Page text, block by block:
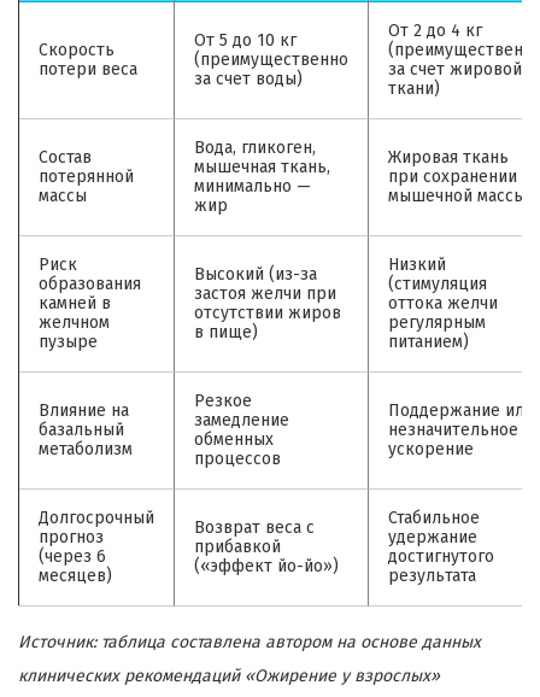
Скорость
потери веса
От 5 до 10 кг
(преимущественно
за счет воды)
От 2 до 4 кг
за счет жировой
ткани)
Состав
потерянной
массы
Вода, гликоген,
мышечная ткань,
минимально —
жир
Жировая ткань
при сохранении
мышечной массы
Риск
образования
камней в
желчном
пузыре
Высокий (из-за
застоя желчи при
отсутствии жиров
в пище)
Низкий
(стимуляция
оттока желчи
регулярным
питанием)
Влияние на
базальный
метаболизм
Резкое
замедление
обменных
процессов
Поддержание или
незначительное
ускорение
Долгосрочный
прогноз
(через 6
месяцев)
Возврат веса с
прибавкой
(«эффект йо-йо»)
Стабильное
удержание
достигнутого
результата
Источник: таблица составлена автором на основе данных
клинических рекомендаций «Ожирение у взрослых»